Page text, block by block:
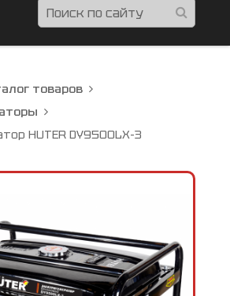
товаров
HUTER DY9500LX-3